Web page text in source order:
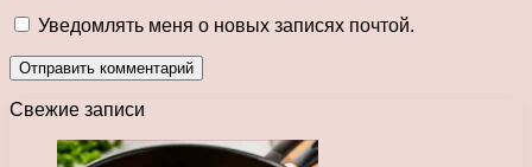
Уведомлять меня о новых записях почтой.
Свежие записи